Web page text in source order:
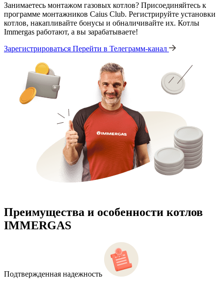
Занимаетесь монтажом газовых котлов? Присоединяйтесь к
программе монтажников Caius Club. Регистрируйте установки
котлов, накапливайте бонусы и обналичивайте их. Котлы
Immergas работают, а вы зарабатываете!
Зарегистрироваться Перейти в Телеграмм-канал
Преимущества и особенности котлов
IMMERGAS
Подтвержденная надежность